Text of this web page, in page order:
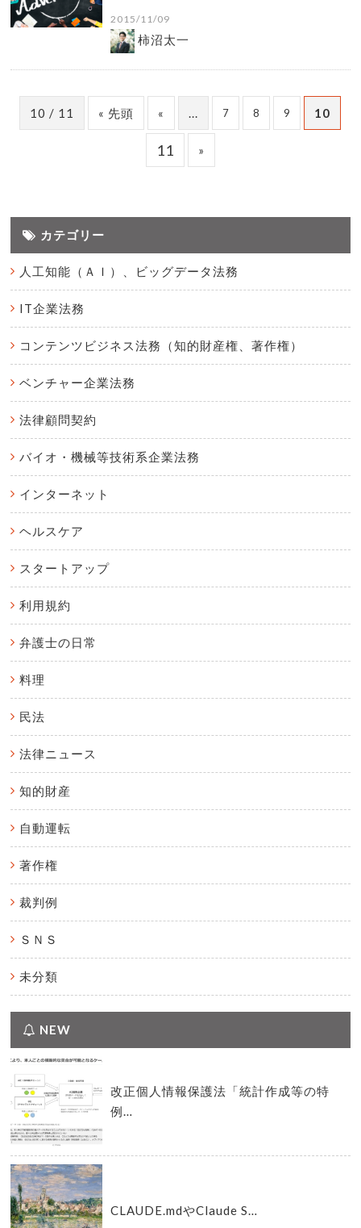
2015/11/09
柿沼太一
10 / 11 « 先頭 « 7 8 9 10
11 »
カテゴリー
人工知能（ＡＩ）、ビッグデータ法務
IT企業法務
コンテンツビジネス法務（知的財産権、著作権）
ベンチャー企業法務
法律顧問契約
バイオ・機械等技術系企業法務
インターネット
ヘルスケア
スタートアップ
利用規約
弁護士の日常
料理
民法
法律ニュース
知的財産
自動運転
著作権
裁判例
ＳＮＳ
未分類
NEW
改正個人情報保護法「統計作成等の特
例…
CLAUDE.mdやClaude S…